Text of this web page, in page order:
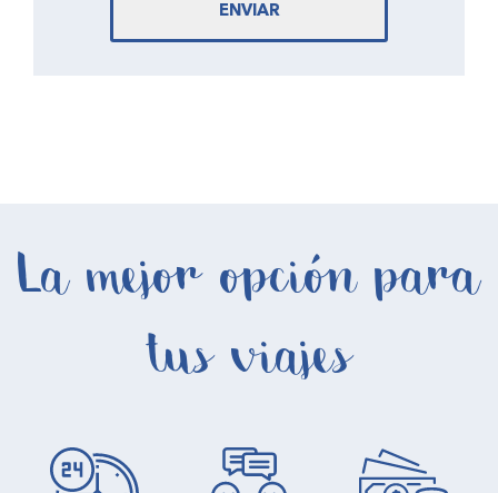
ENVIAR
La mejor opción para
tus viajes